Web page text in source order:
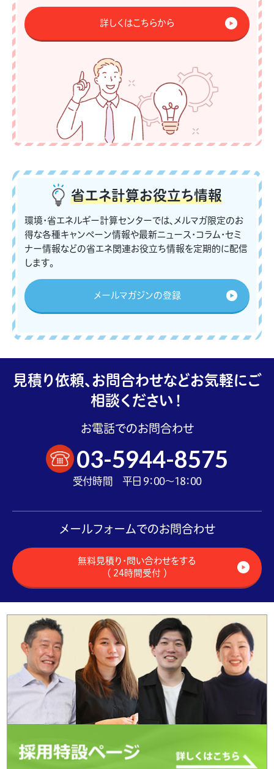
詳しくはこちらから
省エネ計算お役立ち情報
環境・省エネルギー計算センターでは、メルマガ限定のお
得な各種キャンペーン情報や最新ニュース・コラム・セミ
ナー情報などの省エネ関連お役立ち情報を定期的に配信
します。
メールマガジンの登録
見積り依頼、お問合わせなどお気軽にご
相談ください！
お電話でのお問合わせ
03-5944-8575
受付時間 平日 9：00～18：00
メールフォームでのお問合わせ
無料見積り・問い合わせをする
（ 24時間受付 ）